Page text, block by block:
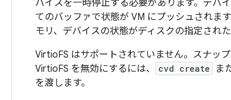
バイスを一時停止する必要があります。デバ
てのバッファで状態が VM にプッシュされま
モリ、デバイスの状態がディスクの指定され
VirtioFS はサポートされていません。スナッ
VirtioFS を無効にするには、
cvd create ま
を渡します。